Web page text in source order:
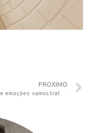
PROXIMO